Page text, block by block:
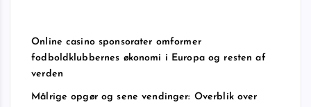
Online casino sponsorater omformer
fodboldklubbernes økonomi i Europa og resten af
verden
Målrige opgør og sene vendinger: Overblik over